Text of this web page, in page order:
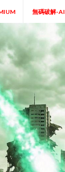
無碼破解-AI